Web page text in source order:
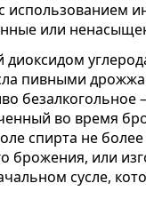
использованием
или
пивными
во время
спирта не
брожения, или
сусле,